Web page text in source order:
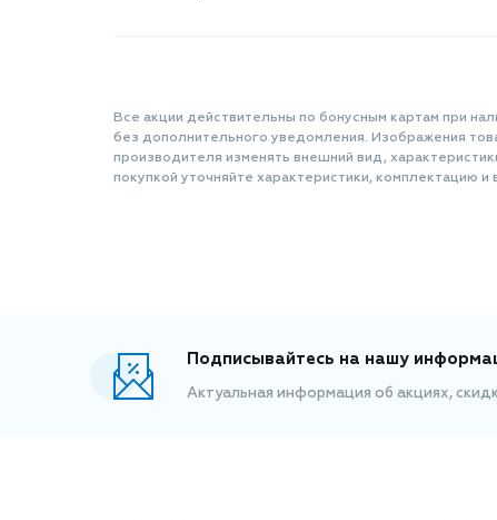
Все акции действительны по бонусным картам при
без дополнительного уведомления. Изображения
производителя изменять внешний вид,
покупкой уточняйте характеристики, комплектацию
Подписывайтесь на нашу
Актуальная информация об акциях,